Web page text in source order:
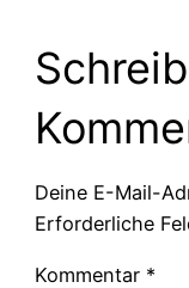
Deine E-Mail-
Erforderliche
Kommentar *